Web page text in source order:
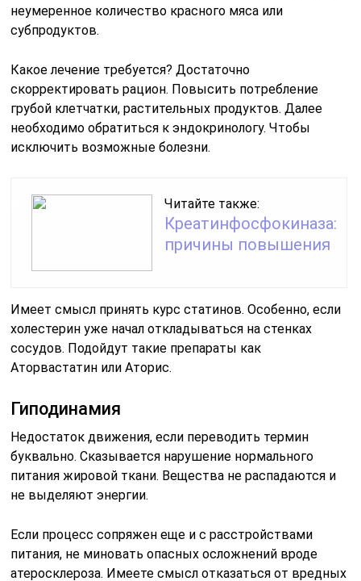
неумеренное количество красного мяса или
субпродуктов.
Какое лечение требуется? Достаточно
скорректировать рацион. Повысить потребление
грубой клетчатки, растительных продуктов. Далее
необходимо обратиться к эндокринологу. Чтобы
исключить возможные болезни.
Читайте также:
Креатинфосфокиназа:
причины повышения
Имеет смысл принять курс статинов. Особенно, если
холестерин уже начал откладываться на стенках
сосудов. Подойдут такие препараты как
Аторвастатин или Аторис.
Гиподинамия
Недостаток движения, если переводить термин
буквально. Сказывается нарушение нормального
питания жировой ткани. Вещества не распадаются и
не выделяют энергии.
Если процесс сопряжен еще и с расстройствами
питания, не миновать опасных осложнений вроде
атеросклероза. Имеете смысл отказаться от вредных